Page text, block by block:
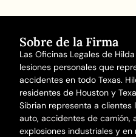
Sobre de la Firma
Las Oficinas Legales de
lesiones personales que
accidentes en todo Texas.
residentes de Houston y
Sibrian representa a
auto,accidentes de camión,
explosiones industriales y